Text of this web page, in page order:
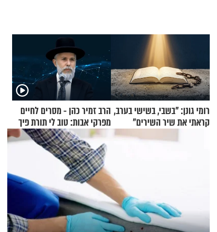
רומי גונן: "בשבי, בשישי בערב,
קראתי את שיר השירים"
הרב זמיר כהן - מסרים לחיים
מפרקי אבות: טוב לי תורת פיך